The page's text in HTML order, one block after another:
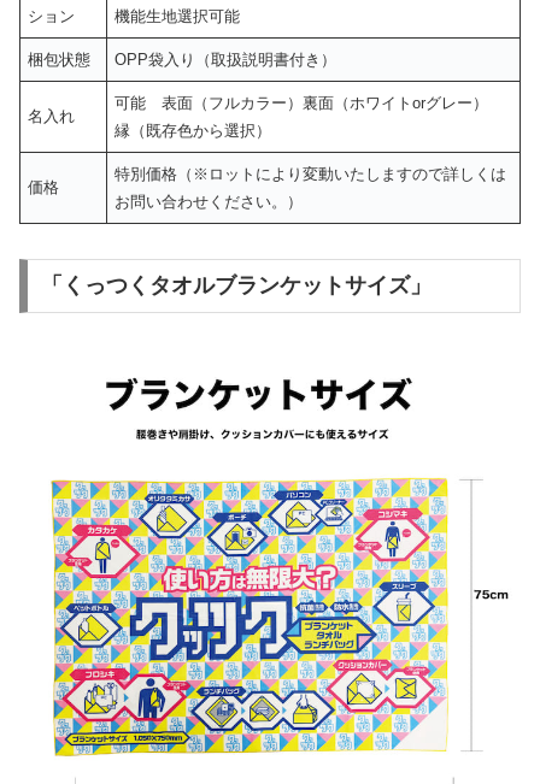
ション
機能生地選択可能
梱包状態 OPP袋入り（取扱説明書付き）
名入れ
可能 表面（フルカラー）裏面（ホワイトorグレー）
縁（既存色から選択）
価格
特別価格（※ロットにより変動いたしますので詳しくは
お問い合わせください。）
「くっつくタオルブランケットサイズ」